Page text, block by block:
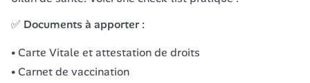
✅ Documents à apporter :
Carte Vitale et attestation de droits
Carnet de vaccination